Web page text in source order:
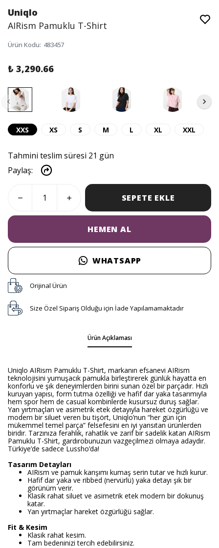
Uniqlo
AIRism Pamuklu T-Shirt
Ürün Kodu: 483457
₺ 3,290.66
XXS XS S M L XL XXL
Tahmini teslim süresi 21 gün
Paylaş:
SEPETE EKLE
HEMEN AL
WHATSAPP
Orijinal Ürün
Size Özel Sipariş Olduğu için İade Yapılamamaktadır
Ürün Açıklaması
Uniqlo AIRism Pamuklu T-Shirt, markanın efsanevi AIRism
teknolojisini yumuşacık pamukla birleştirerek günlük hayatta en
konforlu ve şık deneyimlerden birini sunan özel bir parçadır. Hızlı
kuruyan yapısı, form tutma özelliği ve hafif dar yaka tasarımıyla
hem spor hem de casual kombinlerde kusursuz duruş sağlar.
Yan yırtmaçları ve asimetrik etek detayıyla hareket özgürlüğü ve
modern bir siluet veren bu tişört, Uniqlo’nun “her gün için
mükemmel temel parça” felsefesini en iyi yansıtan ürünlerden
biridir. Tarzınıza ferahlık, rahatlık ve zarif bir sadelik katan AIRism
Pamuklu T-Shirt, gardırobunuzun vazgeçilmezi olmaya adaydır.
Türkiye’de sadece Lussho’da!
Tasarım Detayları
AIRism ve pamuk karışımı kumaş serin tutar ve hızlı kurur.
Hafif dar yaka ve ribbed (nervürlü) yaka detayı şık bir
görünüm verir.
Klasik rahat siluet ve asimetrik etek modern bir dokunuş
katar.
Yan yırtmaçlar hareket özgürlüğü sağlar.
Fit & Kesim
Klasik rahat kesim.
Tam bedeninizi tercih edebilirsiniz.